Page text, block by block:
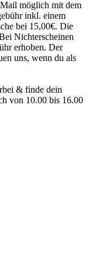
möglich mit dem
inkl. einem
bei 15,00€. Die
Nichterscheinen
erhoben. Der
uns, wenn du als
& finde dein
von 10.00 bis 16.00